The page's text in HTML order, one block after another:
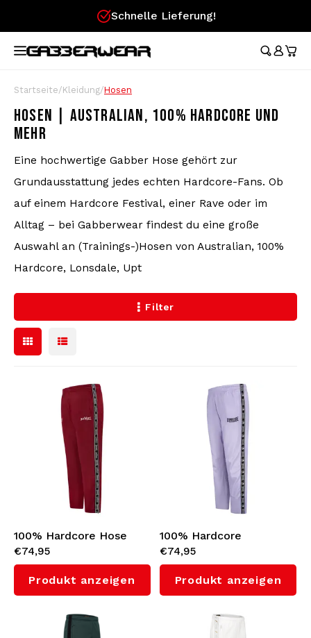
Hoofdmenu / kleidung
Trainingsanzüge
T-Shirts
Kurze Hose
Trainingsjacken
Hosen
Longsleeves
Fußballtrikots
Sweaters & Hoodies
hosen
Militärkleidung
Socken
hosen
Unterwäsche
Hoofdmenu / merchandise
Festival Essentials
Gürteltaschen
Fahne
Fächer
Armbänder
Caps
Sonnenbrille
Schlüsselanhänger
Gürtel
Hoofdmenu
Nederlands
Deutsch
English
Schnelle Lieferung!
Startseite/Kleidung/Hosen
HOSEN | AUSTRALIAN, 100% HARDCORE UND
MEHR
Eine hochwertige Gabber Hose gehört zur
Grundausstattung jedes echten Hardcore-Fans. Ob
auf einem Hardcore Festival, einer Rave oder im
Alltag – bei Gabberwear findest du eine große
Auswahl an (Trainings-)Hosen von Australian, 100%
Hardcore, Lonsdale, Upt
Filter
100% Hardcore Hose
"GABBER" (Bordeaux)
€74,95
Produkt anzeigen
100% Hardcore
Trainingshose 'Essential'
(Lilac)
€74,95
Produkt anzeigen